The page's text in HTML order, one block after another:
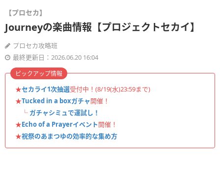
【プロセカ】
Journeyの楽曲情報【プロジェクトセカイ】
プロセカ攻略班
最終更新日：2026.06.20 16:04
★セカライ1次抽選受付中！(8/19(水)23:59まで)
★Tucked in a boxガチャ開催！
└ ガチャシミュで運試し！
★Echo of a Prayerイベント開催！
★祝祭のあまつゆの効率的な集め方
ピックアップ情報